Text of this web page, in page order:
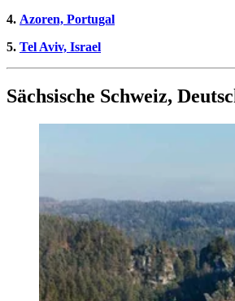
4. Azoren, Portugal
5. Tel Aviv, Israel
Sächsische Schweiz,